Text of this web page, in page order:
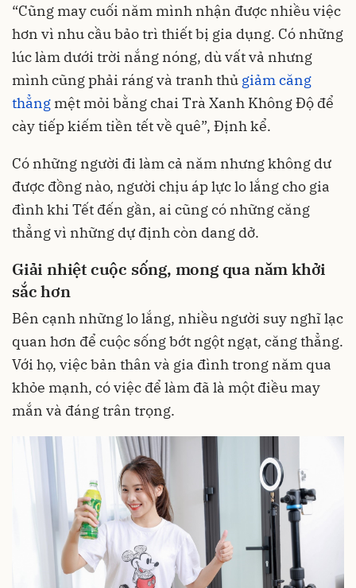
“Cũng may cuối năm mình nhận được nhiều việc
hơn vì nhu cầu bảo trì thiết bị gia dụng. Có những
lúc làm dưới trời nắng nóng, dù vất vả nhưng
mình cũng phải ráng và tranh thủ giảm căng
thẳng mệt mỏi bằng chai Trà Xanh Không Độ để
cày tiếp kiếm tiền tết về quê”, Định kể.
Có những người đi làm cả năm nhưng không dư
được đồng nào, người chịu áp lực lo lắng cho gia
đình khi Tết đến gần, ai cũng có những căng
thẳng vì những dự định còn dang dở.
Giải nhiệt cuộc sống, mong qua năm khởi
sắc hơn
Bên cạnh những lo lắng, nhiều người suy nghĩ lạc
quan hơn để cuộc sống bớt ngột ngạt, căng thẳng.
Với họ, việc bản thân và gia đình trong năm qua
khỏe mạnh, có việc để làm đã là một điều may
mắn và đáng trân trọng.